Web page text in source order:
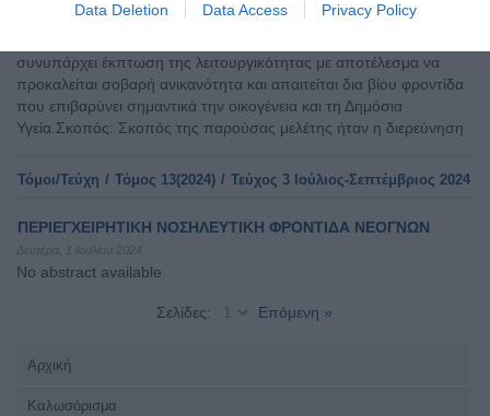
Data Deletion Data Access Privacy Policy
Χαρακτηρίζεται από διαταραχές στη σκέψη, στην αντίληψη, στη
συνυπάρχει έκπτωση της λειτουργικότητας με αποτέλεσμα να
προκαλείται σοβαρή ανικανότητα και απαιτείται δια βίου φροντίδα
που επιβαρύνει σημαντικά την οικογένεια και τη Δημόσια
Υγεία.Σκοπός: Σκοπός της παρούσας μελέτης ήταν η διερεύνηση
Τόμοι/Τεύχη / Τόμος 13(2024) / Τεύχος 3 Ιούλιος-Σεπτέμβριος 2024
ΠΕΡΙΕΓΧΕΙΡΗΤΙΚΗ ΝΟΣΗΛΕΥΤΙΚΗ ΦΡΟΝΤΙΔΑ ΝΕΟΓΝΩΝ
Δευτέρα, 1 Ιουλίου 2024
No abstract available
Σελίδες: Επόμενη »
Αρχική
Καλωσόρισμα